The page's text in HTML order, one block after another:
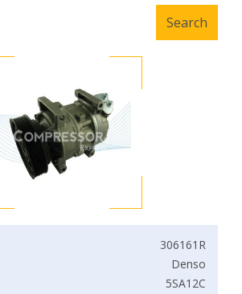
306161R
Denso
5SA12C